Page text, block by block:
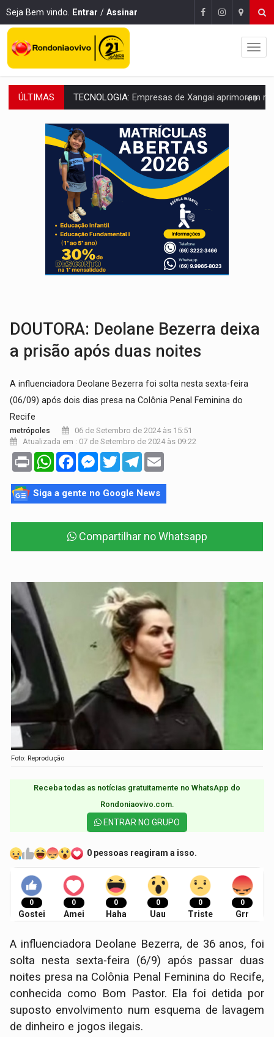
Seja Bem vindo. Entrar / Assinar
ÚLTIMAS PROTEGE A TERRA:China descobre como explodir asteroide com bomba
VÍDEO:Motociclista morre após bater na traseira de
PARECE UM NUGGET: Essa receita com frango virou o meu
EMPREENDEDORISMO:7 negócios que podem começar com pouco dinheiro e
GIGANTE DA AMÉRICA: Brasil reúne dimensão continental e posição
INDEPENDÊNCIA: 10 dicas importantes para quem quer
VARCENA: Cientistas descobrem nova espécie de rã em florestas
BARGANHA: Vai comprar celular usado? Veja como consultar o
DOUTORA: Deolane Bezerra deixa
a prisão após duas noites
A influenciadora Deolane Bezerra foi solta nesta sexta-feira
(06/09) após dois dias presa na Colônia Penal Feminina do
Recife
metrópoles
06 de Setembro de 2024 às 15:51
Atualizada em : 07 de Setembro de 2024 às 09:22
Print WhatsAppFacebookMessenger
TwitterTelegram
Siga a gente no Google News
Compartilhar no Whatsapp
Foto: Reprodução
Receba todas as notícias gratuitamente no WhatsApp do
Rondoniaovivo.com.​
ENTRAR NO GRUPO
0 pessoas reagiram a isso.
0
Gostei
0
Amei
0
Haha
0
Uau
0
Triste
0
Grr
A influenciadora Deolane Bezerra, de 36 anos, foi
solta nesta sexta-feira (6/9) após passar duas
noites presa na Colônia Penal Feminina do Recife,
conhecida como Bom Pastor. Ela foi detida por
suposto envolvimento num esquema de lavagem
de dinheiro e jogos ilegais.